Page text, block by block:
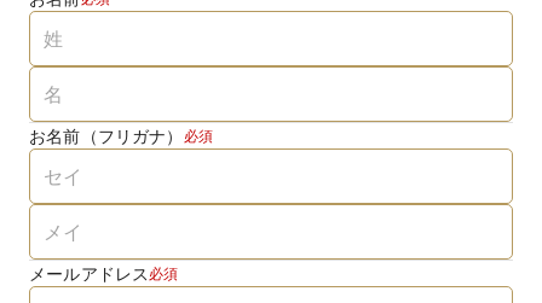
お名前（フリガナ） 必須
メールアドレス 必須